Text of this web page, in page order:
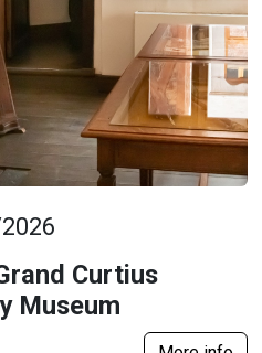
Curtius
Museum